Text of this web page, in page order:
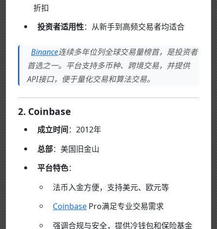
折扣
投资者适用性：从新手到高频交易者均适合
Binance连续多年位列全球交易量榜首，是投资者
首选之一。平台支持多币种、跨境交易，并提供
API接口，便于量化交易和算法交易。
2. Coinbase
成立时间：2012年
总部：美国旧金山
平台特色：
法币入金方便，支持美元、欧元等
Coinbase Pro满足专业交易需求
强调合规与安全，提供冷钱包和保险基金